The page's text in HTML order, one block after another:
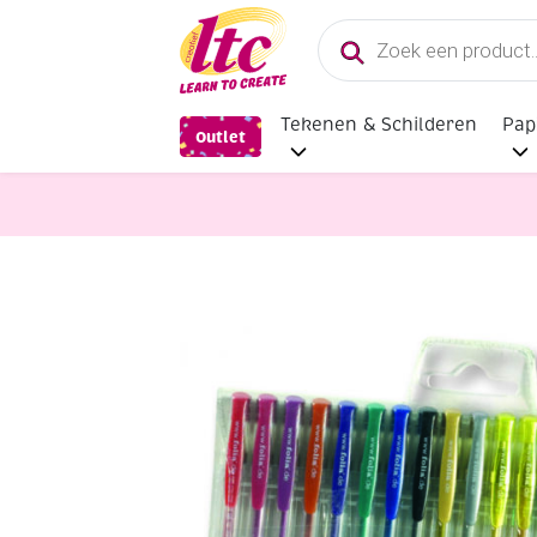
Producten
zoeken
Outlet
Tekenen & Schilderen
Gelpennen